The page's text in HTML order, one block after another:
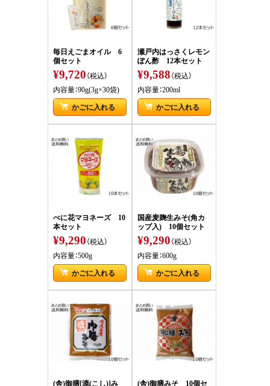
毎日えごまオイル 6
個セット
¥9,720（税込）
内容量：90g(3g×30袋)
かごに入れる
瀬戸内はっさくレモン
ぽん酢 12本セット
¥9,588（税込）
内容量：200ml
かごに入れる
べに花マヨネーズ 10
本セット
¥9,290（税込）
内容量：500g
かごに入れる
国産麦麹生みそ(角カ
ップ入) 10個セット
¥9,290（税込）
内容量：600g
かごに入れる
(舎)御膳[漉(こし)]み
(舎)御膳みそ 10個セ